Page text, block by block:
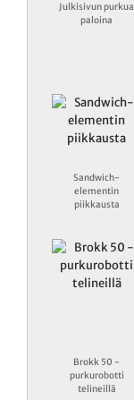
Julkisivun purkua
paloina
Sandwich-
elementin
piikkausta
Brokk 50 -
purkurobotti
telineillä